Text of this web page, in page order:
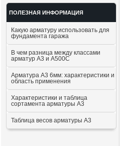
ПОЛЕЗНАЯ ИНФОРМАЦИЯ
Какую арматуру использовать для
фундамента гаража
В чем разница между классами
арматур А3 и А500С
Арматура А3 6мм: характеристики и
область применения
Характеристики и таблица
сортамента арматуры А3
Таблица весов арматуры А3